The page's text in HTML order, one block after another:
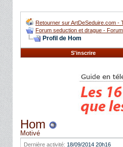
Retourner sur ArtDeSeduire.com -
Forum seduction et drague -
Profil de Hom
S'inscrire
Hom
Motivé
Dernière activité: 18/09/2014 20h16